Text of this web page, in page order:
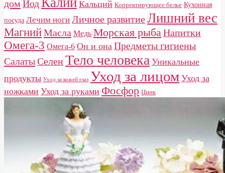
дом Йод Кальций Корректирующее белье Кухонная
посуда Лечим ноги Личное развитиеЛишний вес
МагнийМасла Медь Морская рыба Напитки
Омега-3 Омега-6 Он и она Предметы гигиены
СалатыСеленТело человека Уникальные
продукты Уход за кожей глаз Уход за лицом Уход за
ножками Уход за руками Фосфор Цинк